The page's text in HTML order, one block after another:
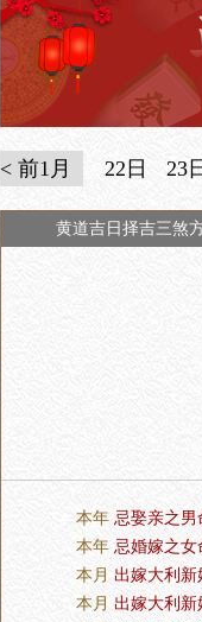
< 前1月 22日 23
黄道吉日择吉三煞
本年 忌娶亲之男
本年 忌婚嫁之女
本月 出嫁大利新
本月 出嫁大利新